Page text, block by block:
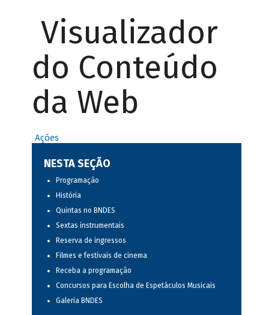
Visualizador
do Conteúdo
da Web
Ações
NESTA SEÇÃO
Programação
História
Quintas no BNDES
Sextas instrumentais
Reserva de ingressos
Filmes e festivais de cinema
Receba a programação
Concursos para Escolha de Espetáculos Musicais
Galeria BNDES